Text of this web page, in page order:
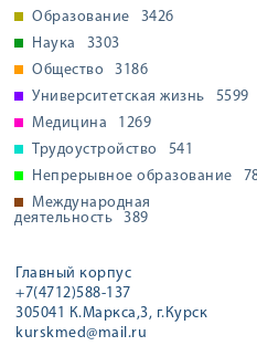
Образование
3426
Наука
3303
Общество
3186
Университетская жизнь
5599
Медицина
1269
Трудоустройство
541
Непрерывное образование
Международная
деятельность
389
Главный корпус
+7(4712)588-137
305041 К.Маркса,3, г.Курск
kurskmed@mail.ru